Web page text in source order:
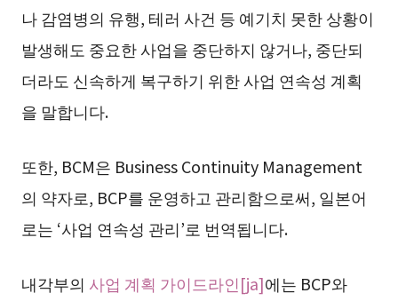
나 감염병의 유행, 테러 사건 등 예기치 못한 상황이
발생해도 중요한 사업을 중단하지 않거나, 중단되
더라도 신속하게 복구하기 위한 사업 연속성 계획
을 말합니다.
또한, BCM은 Business Continuity Management
의 약자로, BCP를 운영하고 관리함으로써, 일본어
로는 ‘사업 연속성 관리’로 번역됩니다.
내각부의 사업 계획 가이드라인[ja]에는 BCP와